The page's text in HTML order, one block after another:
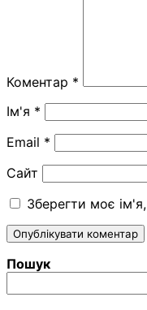
Коментар *
Ім'я *
Email *
Сайт
Зберегти моє
Пошук